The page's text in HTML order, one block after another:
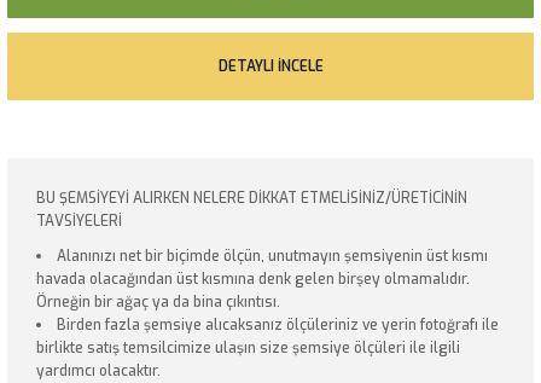
DETAYLI İNCELE
BU ŞEMSİYEYİ ALIRKEN NELERE DİKKAT ETMELİSİNİZ/ÜRETİCİNİN
TAVSİYELERİ
Alanınızı net bir biçimde ölçün, unutmayın şemsiyenin üst kısmı
havada olacağından üst kısmına denk gelen birşey olmamalıdır.
Örneğin bir ağaç ya da bina çıkıntısı.
Birden fazla şemsiye alıcaksanız ölçüleriniz ve yerin fotoğrafı ile
birlikte satış temsilcimize ulaşın size şemsiye ölçüleri ile ilgili
yardımcı olacaktır.